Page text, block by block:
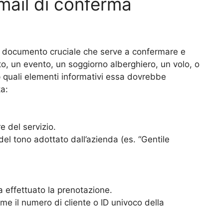
cruciale che serve a confermare e
un evento, un soggiorno alberghiero, un volo, o
elementi informativi essa dovrebbe
del servizio.
tono adottato dall’azienda (es. “Gentile
effettuato la prenotazione.
il numero di cliente o ID univoco della